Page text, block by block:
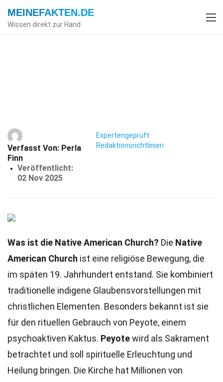
MEINEFAKTEN.DE
Wissen direkt zur Hand
Verfasst Von: Perla
Finn
Veröffentlicht:
02 Nov 2025
Expertengeprüft
Redaktionsrichtlinien
Was ist die Native American Church? Die Native
American Church ist eine religiöse Bewegung, die
im späten 19. Jahrhundert entstand. Sie kombiniert
traditionelle indigene Glaubensvorstellungen mit
christlichen Elementen. Besonders bekannt ist sie
für den rituellen Gebrauch von Peyote, einem
psychoaktiven Kaktus. Peyotewird als Sakrament
betrachtet und soll spirituelle Erleuchtung und
Heilung bringen. Die Kirche hat Millionen von